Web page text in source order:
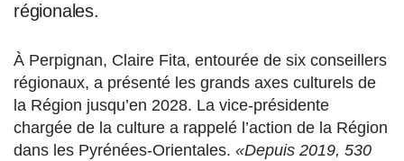
régionales.
À Perpignan, Claire Fita, entourée de six conseillers
régionaux, a présenté les grands axes culturels de
la Région jusqu’en 2028. La vice-présidente
chargée de la culture a rappelé l’action de la Région
dans les Pyrénées-Orientales. «Depuis 2019, 530